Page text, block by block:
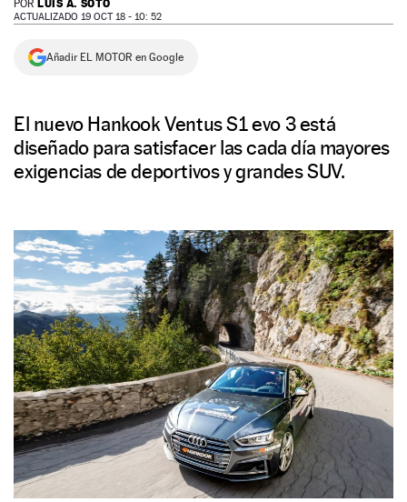
NEWSLETTER
POR LUIS A. SOTO
ACTUALIZADO 19 OCT 18 - 10: 52
Añadir EL MOTOR en Google
El nuevo Hankook Ventus S1 evo 3 está
diseñado para satisfacer las cada día mayores
exigencias de deportivos y grandes SUV.